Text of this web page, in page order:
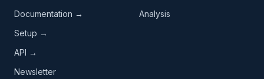
Documentation →
Setup →
API →
Newsletter
Analysis